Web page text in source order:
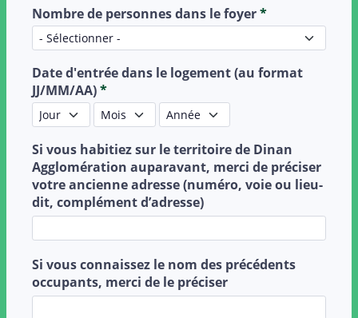
Nombre de personnes dans le foyer*
Date d'entrée dans le logement (au format
JJ/MM/AA)*
Jour
Mois
Année
Si vous habitiez sur le territoire de Dinan
Agglomération auparavant, merci de préciser
votre ancienne adresse (numéro, voie ou lieu-
dit, complément d’adresse)
Si vous connaissez le nom des précédents
occupants, merci de le préciser